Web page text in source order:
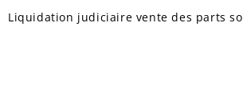
Liquidation judiciaire vente des parts